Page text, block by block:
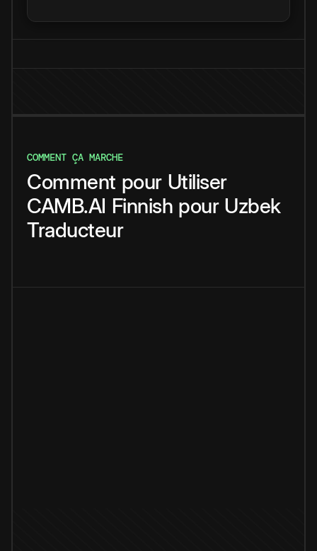
COMMENT ÇA MARCHE
Comment pour Utiliser
CAMB.AI Finnish pour Uzbek
Traducteur